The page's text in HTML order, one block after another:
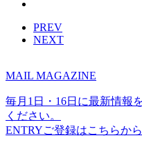
PREV
NEXT
MAIL MAGAZINE
毎月1日・16日に最新情報
ください。
ENTRYご登録はこちらから